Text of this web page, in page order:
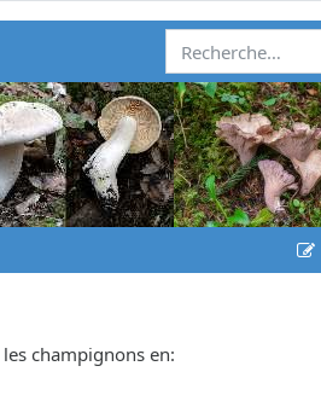
champignons en: